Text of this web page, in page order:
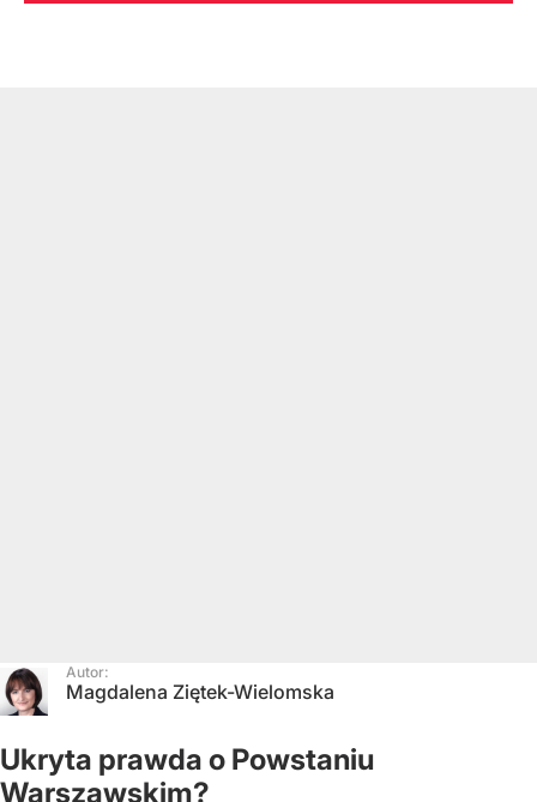
Autor:
Magdalena Ziętek-Wielomska
Ukryta prawda o Powstaniu
Warszawskim?